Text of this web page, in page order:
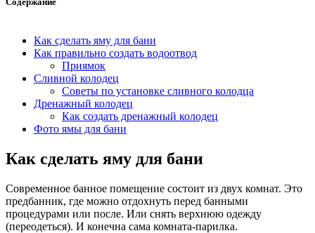
Как сделать яму для бани
Как правильно создать водоотвод
Приямок
Сливной колодец
Советы по установке сливного колодца
Дренажный колодец
Как создать дренажный колодец
Фото ямы для бани
Как сделать яму для бани
Современное банное помещение состоит из двух комнат. Это
предбанник, где можно отдохнуть перед банными
процедурами или после. Или снять верхнюю одежду
(переодеться). И конечна сама комната-парилка.